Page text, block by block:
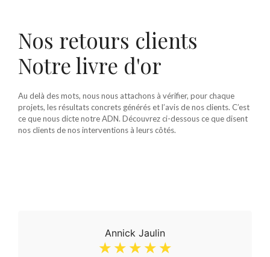
Nos retours clients
Notre livre d'or
Au delà des mots, nous nous attachons à vérifier, pour chaque
projets, les résultats concrets générés et l’avis de nos clients. C’est
ce que nous dicte notre ADN. Découvrez ci-dessous ce que disent
nos clients de nos interventions à leurs côtés.
Annick Jaulin
☆ ☆ ☆ ☆ ☆